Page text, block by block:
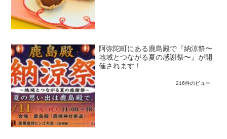
阿弥陀町にある鹿島殿で『納涼祭〜
地域とつながる夏の感謝祭〜』が開
催されます！
216件のビュー